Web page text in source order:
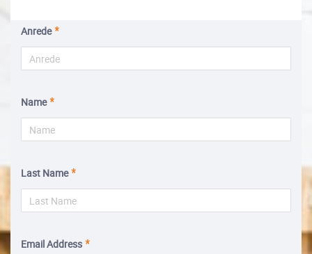
Anrede
Name
Last Name
Email Address